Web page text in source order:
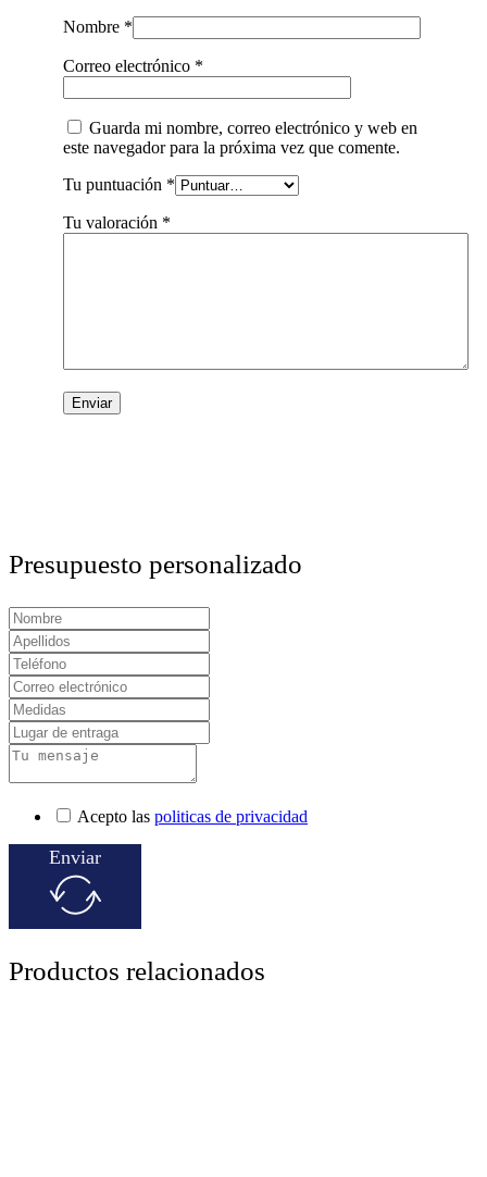
Nombre *
Correo electrónico *
Guarda mi nombre, correo electrónico y web en
este navegador para la próxima vez que comente.
Tu puntuación *
Tu valoración *
Presupuesto personalizado
Acepto las politicas de privacidad
Enviar
Productos relacionados